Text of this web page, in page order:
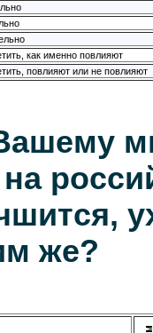
как именно повлияют
повлияют или не повлияют
же?